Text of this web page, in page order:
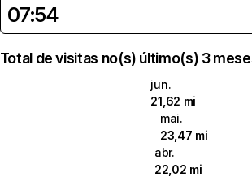
07:54
Total de visitas no(s) último(s) 3
jun.
21,62 mi
mai.
23,47 mi
abr.
22,02 mi